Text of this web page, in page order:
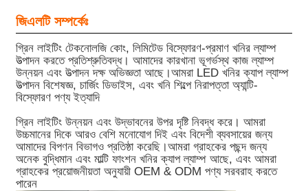
জিএলটি সম্পর্কেঃ
গ্রিন লাইটিং টেকনোলজি কোং, লিমিটেড বিস্ফোরণ-প্রমাণ খনির ল্যাম্প
উত্পাদন করতে প্রতিশ্রুতিবদ্ধ। আমাদের কারখানা ভূগর্ভস্থ কাজ ল্যাম্প
উন্নয়ন এবং উত্পাদন দক্ষ অভিজ্ঞতা আছে।আমরা LED খনির ক্যাপ ল্যাম্প
উত্পাদন বিশেষজ্ঞ, চার্জিং ডিভাইস, এবং খনি শিল্পে নিরাপত্তা অ্যান্টি-
বিস্ফোরণ পণ্য ইত্যাদি
গ্রিন লাইটিং উন্নয়ন এবং উদ্ভাবনের উপর দৃষ্টি নিবদ্ধ করে। আমরা
উচ্চমানের দিকে আরও বেশি মনোযোগ দিই এবং বিদেশী ব্যবসায়ের জন্য
আমাদের বিপণন বিভাগও প্রতিষ্ঠা করেছি।আমরা গ্রাহকের পছন্দ জন্য
অনেক বুদ্ধিমান এবং মাল্টি ফাংশন খনির ক্যাপ ল্যাম্প আছে, এবং আমরা
গ্রাহকের প্রয়োজনীয়তা অনুযায়ী OEM & ODM পণ্য সরবরাহ করতে
পারেন